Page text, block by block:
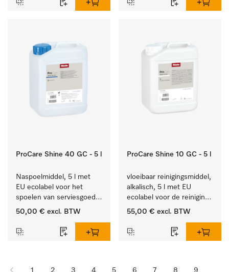
ProCare Shine 40 GC - 5 l
Naspoelmiddel, 5 l met
EU ecolabel voor het
spoelen van serviesgoed,
bestek en glazen.
50,00 € excl. BTW
ProCare Shine 10 GC - 5 l
vloeibaar reinigingsmiddel,
alkalisch, 5 l met EU
ecolabel voor de reiniging
van alledaags vuil op
glazen.
55,00 € excl. BTW
1 2 3 4 5 6 7 8
9